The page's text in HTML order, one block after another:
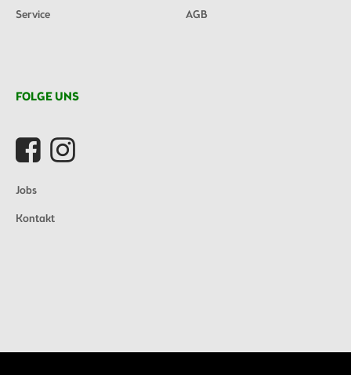
Service
AGB
FOLGE UNS
Jobs
Kontakt